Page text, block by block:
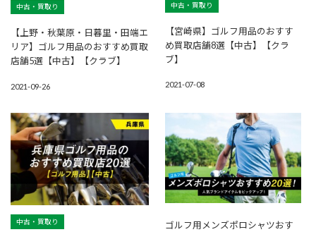
中古・買取り
【上野・秋葉原・日暮里・田端エ
リア】ゴルフ用品のおすすめ買取
店舗5選【中古】【クラブ】
2021-09-26
中古・買取り
【宮崎県】ゴルフ用品のおすす
め買取店舗8選【中古】【クラ
ブ】
2021-07-08
中古・買取り
ゴルフ用メンズポロシャツおす